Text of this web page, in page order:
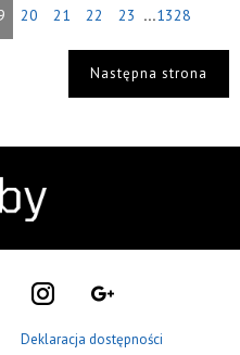
20 21 22 23 ...1328
Następna strona
Deklaracja dostępności